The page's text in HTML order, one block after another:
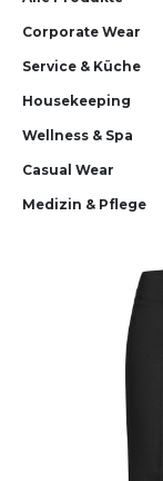
Corporate Wear
Service & Küche
House­keeping
Wellness & Spa
Casual Wear
Medizin & Pflege